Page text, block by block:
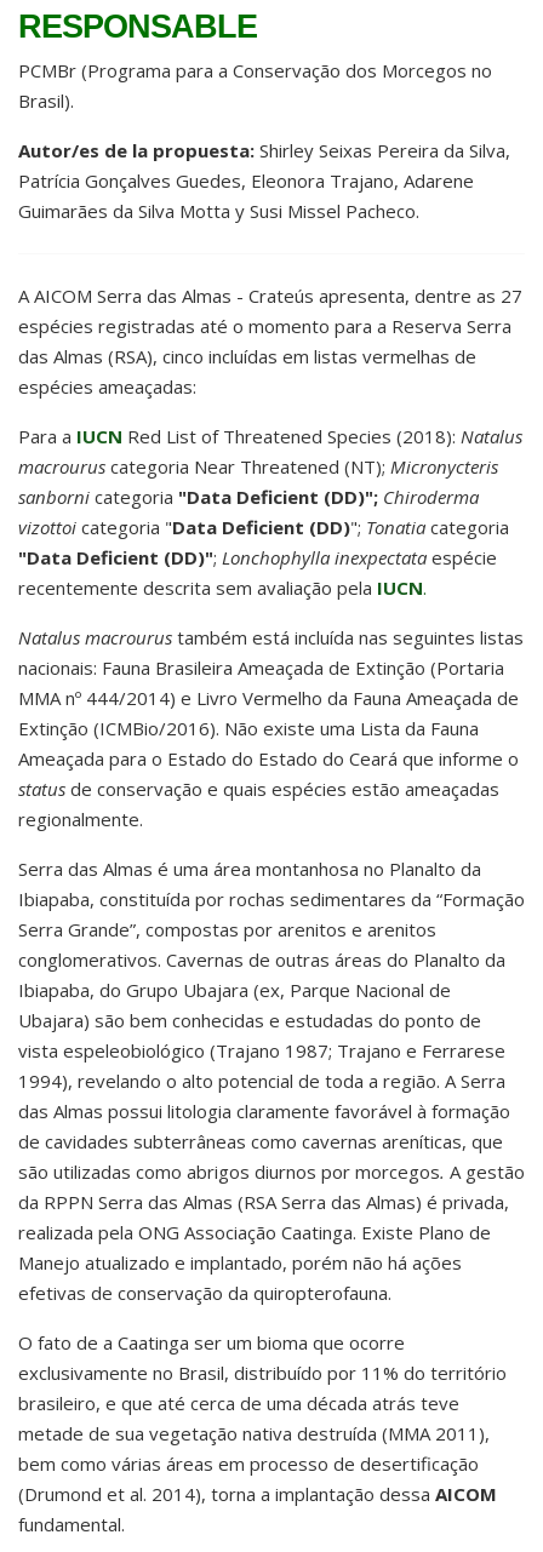
RESPONSABLE
PCMBr (Programa para a Conservação dos Morcegos no
Brasil).
Autor/es de la propuesta: Shirley Seixas Pereira da Silva,
Patrícia Gonçalves Guedes, Eleonora Trajano, Adarene
Guimarães da Silva Motta y Susi Missel Pacheco.
A AICOM Serra das Almas - Crateús apresenta, dentre as 27
espécies registradas até o momento para a Reserva Serra
das Almas (RSA), cinco incluídas em listas vermelhas de
espécies ameaçadas:
Para a IUCN Red List of Threatened Species (2018): Natalus
macrourus categoria Near Threatened (NT); Micronycteris
sanborni categoria "Data Deficient (DD)"; Chiroderma
vizottoi categoria "Data Deficient (DD)"; Tonatia categoria
"Data Deficient (DD)"; Lonchophylla inexpectata espécie
recentemente descrita sem avaliação pela IUCN.
Natalus macrourus também está incluída nas seguintes listas
nacionais: Fauna Brasileira Ameaçada de Extinção (Portaria
MMA nº 444/2014) e Livro Vermelho da Fauna Ameaçada de
Extinção (ICMBio/2016). Não existe uma Lista da Fauna
Ameaçada para o Estado do Estado do Ceará que informe o
status de conservação e quais espécies estão ameaçadas
regionalmente.
Serra das Almas é uma área montanhosa no Planalto da
Ibiapaba, constituída por rochas sedimentares da “Formação
Serra Grande”, compostas por arenitos e arenitos
conglomerativos. Cavernas de outras áreas do Planalto da
Ibiapaba, do Grupo Ubajara (ex, Parque Nacional de
Ubajara) são bem conhecidas e estudadas do ponto de
vista espeleobiológico (Trajano 1987; Trajano e Ferrarese
1994), revelando o alto potencial de toda a região. A Serra
das Almas possui litologia claramente favorável à formação
de cavidades subterrâneas como cavernas areníticas, que
são utilizadas como abrigos diurnos por morcegos. A gestão
da RPPN Serra das Almas (RSA Serra das Almas) é privada,
realizada pela ONG Associação Caatinga. Existe Plano de
Manejo atualizado e implantado, porém não há ações
efetivas de conservação da quiropterofauna.
O fato de a Caatinga ser um bioma que ocorre
exclusivamente no Brasil, distribuído por 11% do território
brasileiro, e que até cerca de uma década atrás teve
metade de sua vegetação nativa destruída (MMA 2011),
bem como várias áreas em processo de desertificação
(Drumond et al. 2014), torna a implantação dessa AICOM
fundamental.